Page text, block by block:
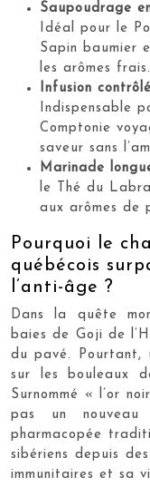
Saupoudrage
Idéal pour le
Sapin baumier
les arômes frais.
Infusion
Indispensable
Comptonie
saveur sans
Marinade
le Thé du
aux arômes de
Pourquoi le
québécois
l’anti-âge ?
Dans la quête
baies de Goji de
du pavé. Pourtant,
sur les bouleaux
Surnommé « l’or
pas un
pharmacopée
sibériens depuis
immunitaires et sa